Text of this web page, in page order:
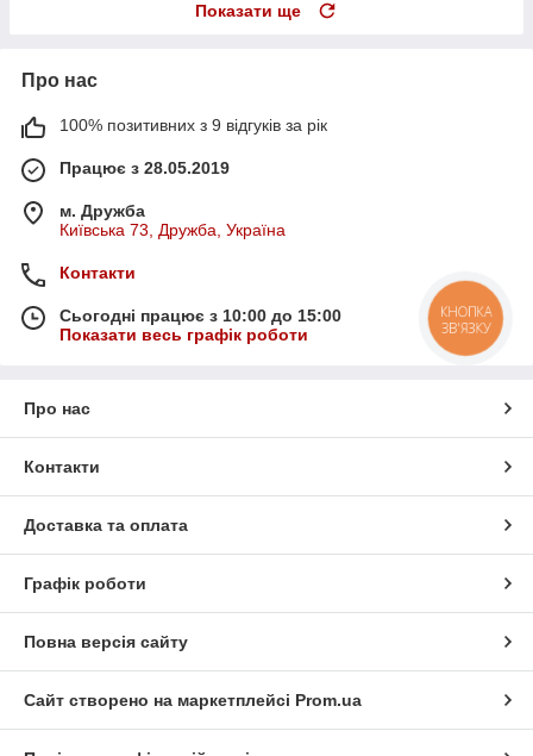
Показати ще
Про нас
100% позитивних з 9 відгуків за рік
Працює з 28.05.2019
м. Дружба
Київська 73, Дружба, Україна
Контакти
Сьогодні працює з 10:00 до 15:00
Показати весь графік роботи
Про нас
Контакти
Доставка та оплата
Графік роботи
Повна версія сайту
Сайт створено на маркетплейсі Prom.ua
КНОПКА
ЗВ'ЯЗКУ